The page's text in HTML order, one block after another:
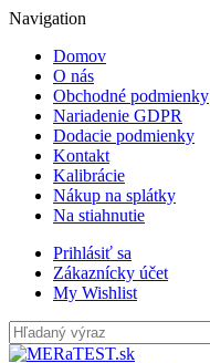
Navigation
Domov
O nás
Obchodné podmienky
Nariadenie GDPR
Dodacie podmienky
Kontakt
Kalibrácie
Nákup na splátky
Na stiahnutie
Prihlásiť sa
Zákaznícky účet
My Wishlist